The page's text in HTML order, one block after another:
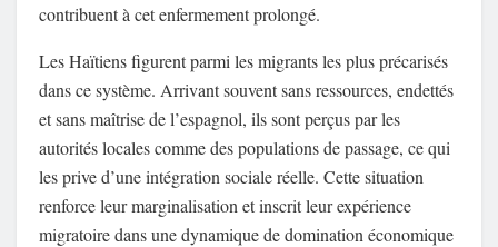
contribuent à cet enfermement prolongé.
Les Haïtiens figurent parmi les migrants les plus précarisés
dans ce système. Arrivant souvent sans ressources, endettés
et sans maîtrise de l’espagnol, ils sont perçus par les
autorités locales comme des populations de passage, ce qui
les prive d’une intégration sociale réelle. Cette situation
renforce leur marginalisation et inscrit leur expérience
migratoire dans une dynamique de domination économique